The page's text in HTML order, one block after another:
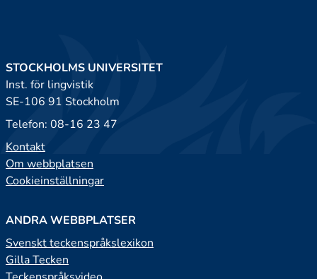
STOCKHOLMS UNIVERSITET
Inst. för lingvistik
SE-106 91 Stockholm
Telefon: 08-16 23 47
Kontakt
Om webbplatsen
Cookieinställningar
ANDRA WEBBPLATSER
Svenskt teckenspråkslexikon
Gilla Tecken